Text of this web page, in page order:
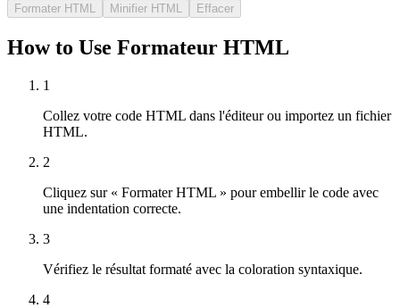
Formater HTML Minifier HTML Effacer
How to Use Formateur HTML
1
Collez votre code HTML dans l'éditeur ou importez un fichier
HTML.
2
Cliquez sur « Formater HTML » pour embellir le code avec
une indentation correcte.
3
Vérifiez le résultat formaté avec la coloration syntaxique.
4